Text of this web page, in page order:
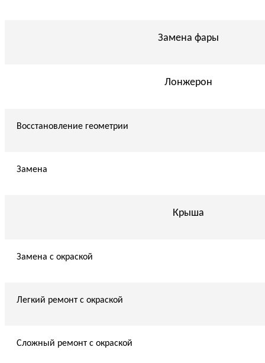
Замена фары
Лонжерон
Восстановление геометрии
Замена
Крыша
Замена с окраской
Легкий ремонт с окраской
Сложный ремонт с окраской